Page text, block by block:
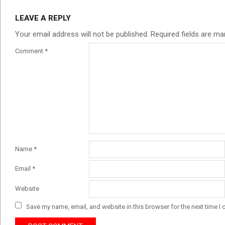
LEAVE A REPLY
Your email address will not be published. Required fields are
Comment *
Name *
Email *
Website
Save my name, email, and website in this browser for the next time I